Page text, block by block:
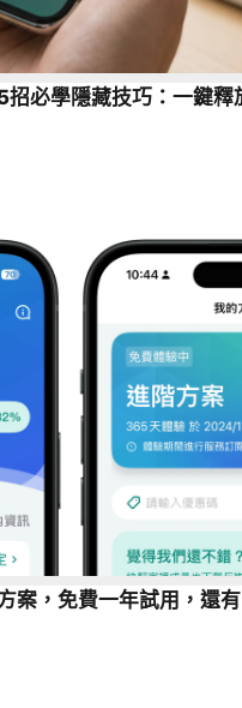
招必學隱藏技巧：一鍵釋
，免費一年試用，還